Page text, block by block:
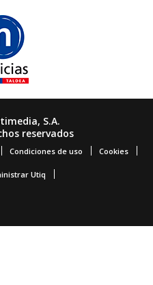
S.A.
reservados
Condiciones de uso Cookies
Utiq